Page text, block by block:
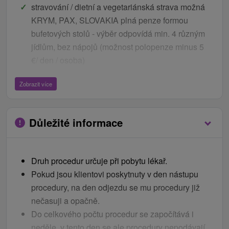
stravování / dietní a vegetariánská strava možná
KRYM, PAX, SLOVAKIA plná penze formou
bufetových stolů - výběr odpovídá min. 4 různým
jídlům, bez nápojů (možnost polopenze minus 5
formou bufetových stolů, obědy a večeře výběr z
vstupní a výstupní lékařské vyšetření
doporučení lékaře)
Ceník - Bonusy
1x Malý wellness okruh 80 min. / 6 nocí
1x Velký wellness okruh 120 min. / 6 nocí
Zobrazit více
Důležité informace
Druh procedur určuje při pobytu lékař.
Pokud jsou klientovi poskytnuty v den nástupu
procedury, na den odjezdu se mu procedury již
nečasuji a opačně.
Do celkového počtu procedur se započítává i